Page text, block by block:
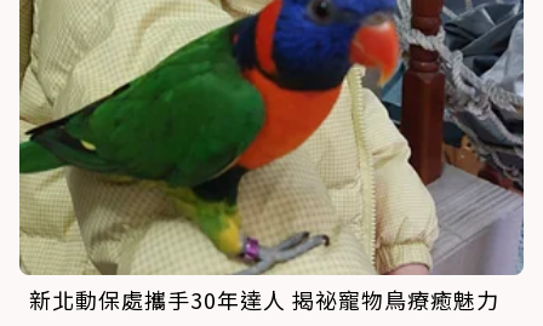
新北動保處攜手30年達人 揭祕寵物鳥療癒魅力